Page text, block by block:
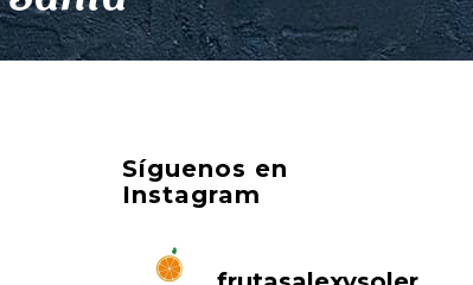
Síguenos en
Instagram